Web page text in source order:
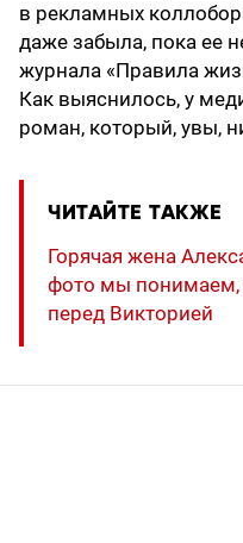
в рекламных
даже забыла, пока ее
журнала «Правила
Как выяснилось, у
роман, который, увы,
ЧИТАЙТЕ ТАКЖЕ
Горячая жена
фото мы понимаем,
перед Викторией